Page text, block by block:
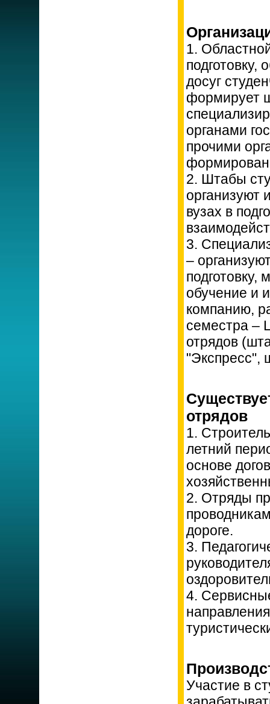
1.
подготовку,
досуг
формирует
органами
прочими
2. Штабы
организуют
вузах в
3.
–
подготовку,
обучение и
компанию,
семестра –
отрядов
отрядов
1.
летний
основе
2. Отряды
дороге.
3.
4.
Участие в